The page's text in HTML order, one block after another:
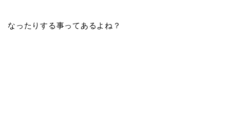
なったりする事ってあるよね？